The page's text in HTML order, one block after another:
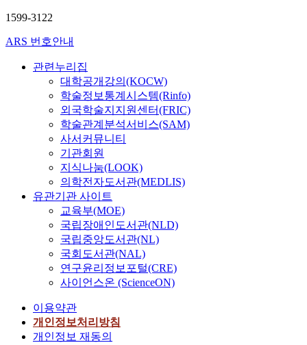
1599-3122
ARS 번호안내
관련누리집
대학공개강의(KOCW)
학술정보통계시스템(Rinfo)
외국학술지지원센터(FRIC)
학술관계분석서비스(SAM)
사서커뮤니티
기관회원
지식나눔(LOOK)
의학전자도서관(MEDLIS)
유관기관 사이트
교육부(MOE)
국립장애인도서관(NLD)
국립중앙도서관(NL)
국회도서관(NAL)
연구윤리정보포털(CRE)
사이언스온 (ScienceON)
이용약관
개인정보처리방침
개인정보 재동의